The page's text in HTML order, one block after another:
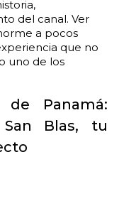
del canal. Ver
a pocos
que no
uno de los
de Panamá:
Blas, tu